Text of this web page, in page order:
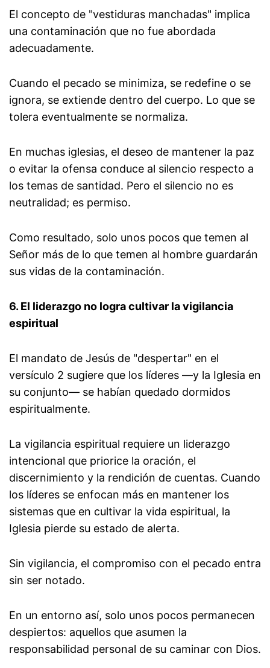
El concepto de "vestiduras manchadas" implica
una contaminación que no fue abordada
adecuadamente.
Cuando el pecado se minimiza, se redefine o se
ignora, se extiende dentro del cuerpo. Lo que se
tolera eventualmente se normaliza.
En muchas iglesias, el deseo de mantener la paz
o evitar la ofensa conduce al silencio respecto a
los temas de santidad. Pero el silencio no es
neutralidad; es permiso.
Como resultado, solo unos pocos que temen al
Señor más de lo que temen al hombre guardarán
sus vidas de la contaminación.
6. El liderazgo no logra cultivar la vigilancia
espiritual
El mandato de Jesús de "despertar" en el
versículo 2 sugiere que los líderes —y la Iglesia en
su conjunto— se habían quedado dormidos
espiritualmente.
La vigilancia espiritual requiere un liderazgo
intencional que priorice la oración, el
discernimiento y la rendición de cuentas. Cuando
los líderes se enfocan más en mantener los
sistemas que en cultivar la vida espiritual, la
Iglesia pierde su estado de alerta.
Sin vigilancia, el compromiso con el pecado entra
sin ser notado.
En un entorno así, solo unos pocos permanecen
despiertos: aquellos que asumen la
responsabilidad personal de su caminar con Dios.